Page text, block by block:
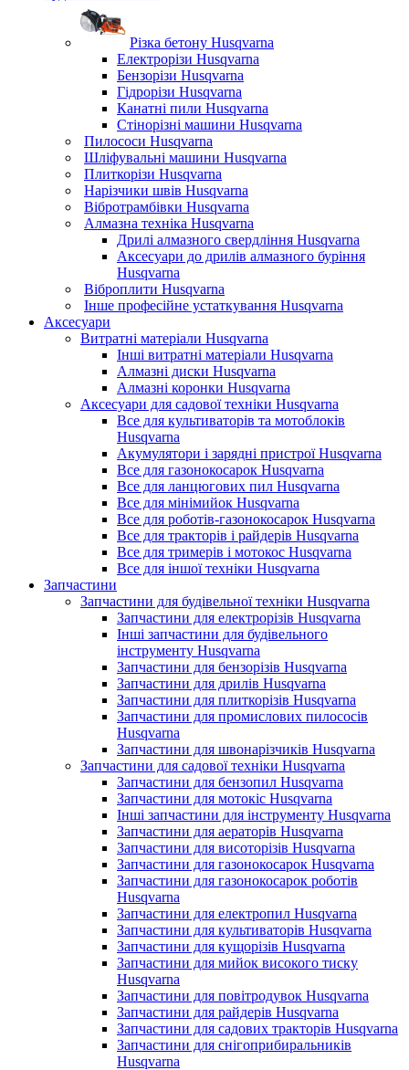
Різка бетону Husqvarna
Електрорізи Husqvarna
Бензорізи Husqvarna
Гідрорізи Husqvarna
Канатні пили Husqvarna
Стінорізні машини Husqvarna
Пилососи Husqvarna
Шліфувальні машини Husqvarna
Плиткорізи Husqvarna
Нарізчики швів Husqvarna
Вібротрамбівки Husqvarna
Алмазна техніка Husqvarna
Дрилі алмазного свердління Husqvarna
Аксесуари до дрилів алмазного буріння
Husqvarna
Віброплити Husqvarna
Інше професійне устаткування Husqvarna
Аксесуари
Витратні матеріали Husqvarna
Інші витратні матеріали Husqvarna
Алмазні диски Husqvarna
Алмазні коронки Husqvarna
Аксесуари для садової техніки Husqvarna
Все для культиваторів та мотоблоків
Husqvarna
Акумулятори і зарядні пристрої Husqvarna
Все для газонокосарок Husqvarna
Все для ланцюгових пил Husqvarna
Все для мінімийок Husqvarna
Все для роботів-газонокосарок Husqvarna
Все для тракторів і райдерів Husqvarna
Все для тримерів і мотокос Husqvarna
Все для іншої техніки Husqvarna
Запчастини
Запчастини для будівельної техніки Husqvarna
Запчастини для електрорізів Husqvarna
Інші запчастини для будівельного
інструменту Husqvarna
Запчастини для бензорізів Husqvarna
Запчастини для дрилів Husqvarna
Запчастини для плиткорізів Husqvarna
Запчастини для промислових пилососів
Husqvarna
Запчастини для швонарізчиків Husqvarna
Запчастини для садової техніки Husqvarna
Запчастини для бензопил Husqvarna
Запчастини для мотокіс Husqvarna
Інші запчастини для інструменту Husqvarna
Запчастини для аераторів Husqvarna
Запчастини для висоторізів Husqvarna
Запчастини для газонокосарок Husqvarna
Запчастини для газонокосарок роботів
Husqvarna
Запчастини для електропил Husqvarna
Запчастини для культиваторів Husqvarna
Запчастини для кущорізів Husqvarna
Запчастини для мийок високого тиску
Husqvarna
Запчастини для повітродувок Husqvarna
Запчастини для райдерів Husqvarna
Запчастини для садових тракторів Husqvarna
Запчастини для снігоприбиральників
Husqvarna